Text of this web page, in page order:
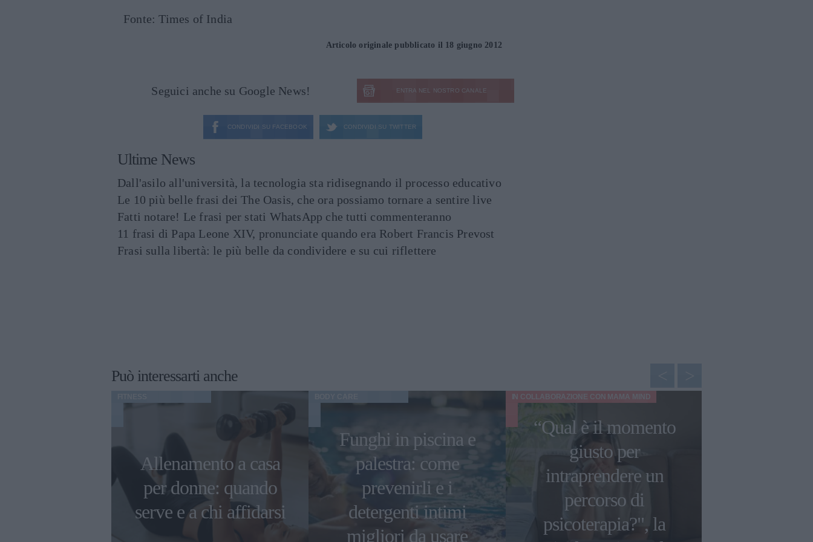
Fonte: Times of India
Articolo originale pubblicato il 18 giugno 2012
Seguici anche su Google News! ENTRA NEL NOSTRO CANALE
CONDIVIDI SU FACEBOOK CONDIVIDI SU TWITTER
Ultime News
Dall'asilo all'università, la tecnologia sta ridisegnando il processo educativo
Le 10 più belle frasi dei The Oasis, che ora possiamo tornare a sentire live
Fatti notare! Le frasi per stati WhatsApp che tutti commenteranno
11 frasi di Papa Leone XIV, pronunciate quando era Robert Francis Prevost
Frasi sulla libertà: le più belle da condividere e su cui riflettere
Può interessarti anche
Allenamento a casa
per donne: quando
serve e a chi affidarsi
Funghi in piscina e
palestra: come
prevenirli e i
detergenti intimi
migliori da usare
“Qual è il momento
giusto per
intraprendere un
percorso di
psicoterapia?", la
IN COLLABORAZIONE CON MAMA MIND